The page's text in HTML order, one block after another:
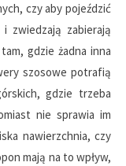
czy aby pojeździć
zwiedzają zabierają
gdzie żadna inna
szosowe potrafią
gdzie trzeba
nie sprawia im
nawierzchnia, czy
mają na to wpływ,